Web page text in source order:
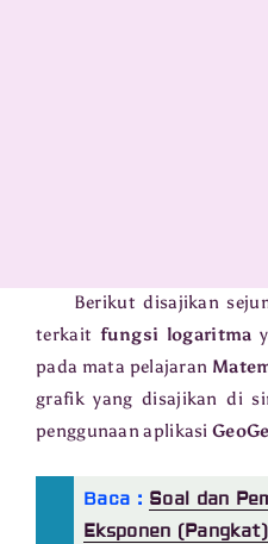
Berikut disajikan
terkait fungsi logaritma
pada mata pelajaran
grafik yang disajikan di
penggunaan aplikasi
Baca : Soal dan
Eksponen (Pangkat)